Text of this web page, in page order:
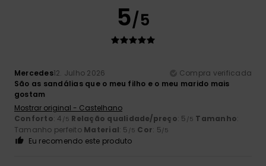
5/5
Mercedes12. Julho 2026
Compra verificada
São as sandálias que o meu filho e o meu marido mais
gostam
Mostrar original - Castelhano
Conforto: 4 /5 Relação qualidade/preço: 5 /5 Tamanho:
Tamanho perfeito Material: 5 /5 Cor: 5/5
Eu recomendo este produto